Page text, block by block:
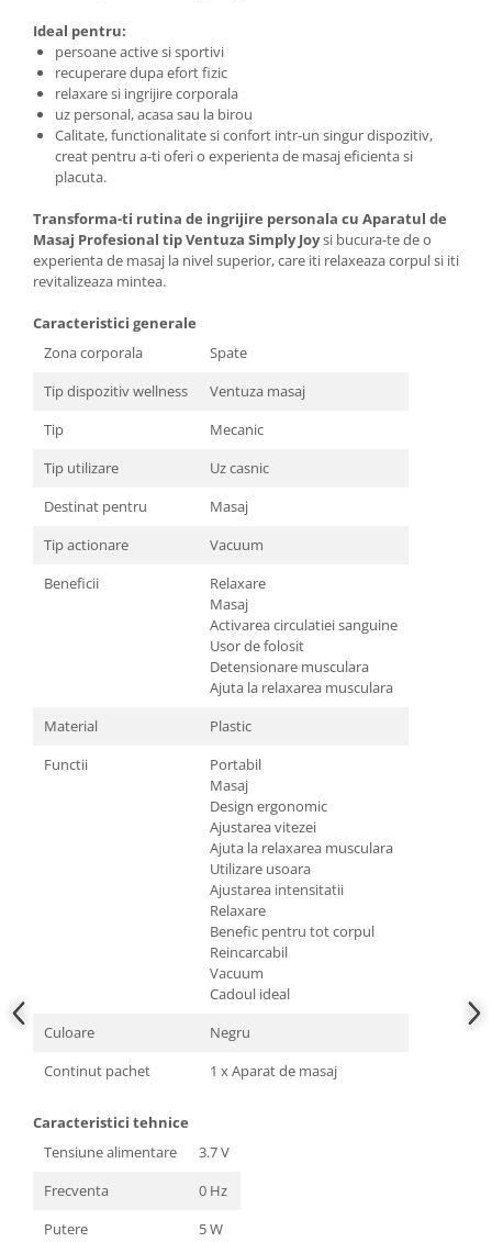
Ideal pentru:
persoane active si sportivi
recuperare dupa efort fizic
relaxare si ingrijire corporala
uz personal, acasa sau la birou
Calitate, functionalitate si confort intr-un singur dispozitiv,
creat pentru a-ti oferi o experienta de masaj eficienta si
placuta.
Transforma-ti rutina de ingrijire personala cu Aparatul de
Masaj Profesional tip Ventuza Simply Joysi bucura-te de o
experienta de masaj la nivel superior, care iti relaxeaza corpul si iti
revitalizeaza mintea.
Caracteristici generale
Zona corporala
Spate
Tip dispozitiv wellness
Ventuza masaj
Tip
Mecanic
Tip utilizare
Uz casnic
Destinat pentru
Masaj
Tip actionare
Vacuum
Beneficii
Relaxare
Masaj
Activarea circulatiei sanguine
Usor de folosit
Detensionare musculara
Ajuta la relaxarea musculara
Material
Plastic
Functii
Portabil
Masaj
Design ergonomic
Ajustarea vitezei
Ajuta la relaxarea musculara
Utilizare usoara
Ajustarea intensitatii
Relaxare
Benefic pentru tot corpul
Reincarcabil
Vacuum
Cadoul ideal
Culoare
Negru
Continut pachet
1 x Aparat de masaj
Caracteristici tehnice
Tensiune alimentare
3.7 V
Frecventa
0 Hz
Putere
5 W